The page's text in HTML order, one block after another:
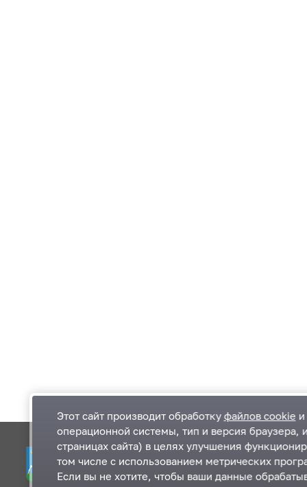
Одинцовский городской округ Московской
области
Этот сайт производит обработку файлов cookie
операционной системы, тип и версия браузера,
страницах сайта) в целях улучшения
том числе с использованием метрических
Если вы не хотите, чтобы ваши данные